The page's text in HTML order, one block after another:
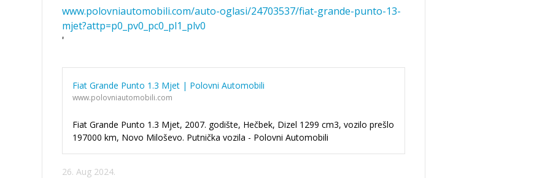
www.polovniautomobili.com/auto-oglasi/24703537/fiat-grande-punto-13-
mjet?attp=p0_pv0_pc0_pl1_plv0
'
Fiat Grande Punto 1.3 Mjet | Polovni Automobili
www.polovniautomobili.com
Fiat Grande Punto 1.3 Mjet, 2007. godište, Hečbek, Dizel 1299 cm3, vozilo prešlo
197000 km, Novo Miloševo. Putnička vozila - Polovni Automobili
26. Aug 2024.